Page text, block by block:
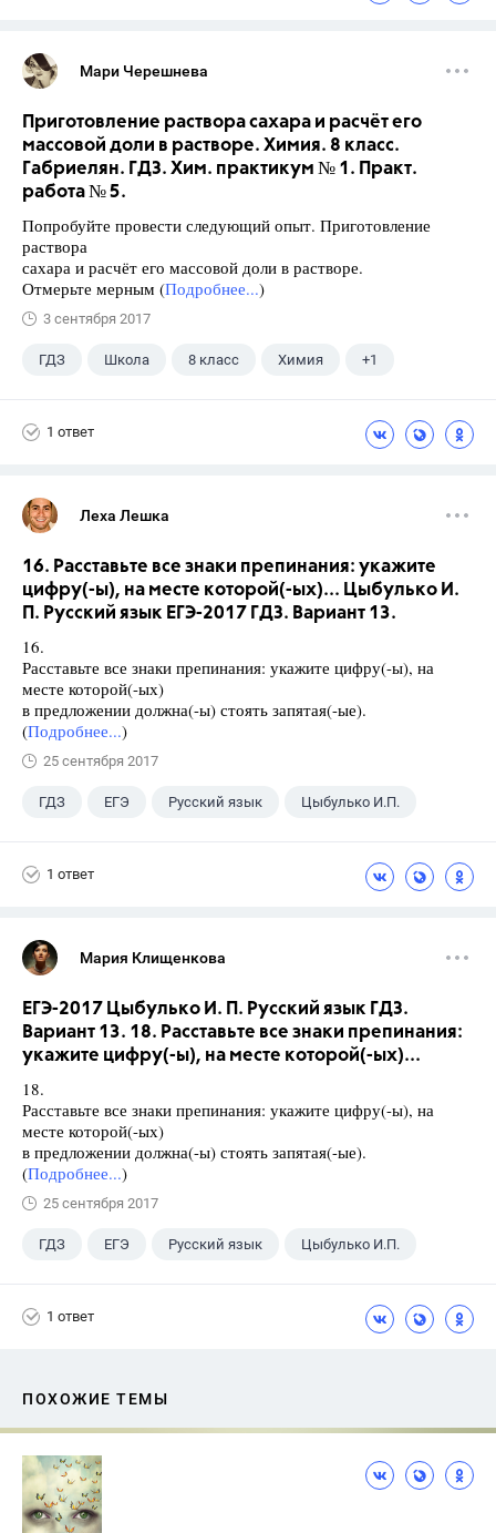
Мари Черешнева
Приготовление раствора сахара и расчёт его
массовой доли в растворе. Химия. 8 класс.
Габриелян. ГДЗ. Хим. практикум № 1. Практ.
работа № 5.
Попробуйте провести следующий опыт. Приготовление
раствора
сахара и расчёт его массовой доли в растворе.
Отмерьте мерным (Подробнее...)
3 сентября 2017
ГДЗ Школа 8 класс Химия +1
1 ответ
Леха Лешка
16. Расставьте все знаки препинания: укажите
цифру(-ы), на месте которой(-ых)... Цыбулько И.
П. Русский язык ЕГЭ-2017 ГДЗ. Вариант 13.
16.
Расставьте все знаки препинания: укажите цифру(-ы), на
месте которой(-ых)
в предложении должна(-ы) стоять запятая(-ые).
(Подробнее...)
25 сентября 2017
ГДЗ ЕГЭ Русский язык Цыбулько И.П.
1 ответ
Мария Клищенкова
ЕГЭ-2017 Цыбулько И. П. Русский язык ГДЗ.
Вариант 13. 18. Расставьте все знаки препинания:
укажите цифру(-ы), на месте которой(-ых)...
18.
Расставьте все знаки препинания: укажите цифру(-ы), на
месте которой(-ых)
в предложении должна(-ы) стоять запятая(-ые).
(Подробнее...)
25 сентября 2017
ГДЗ ЕГЭ Русский язык Цыбулько И.П.
1 ответ
ПОХОЖИЕ ТЕМЫ